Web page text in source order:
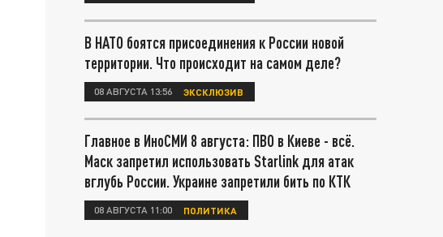
В НАТО боятся присоединения к России новой
территории. Что происходит на самом деле?
08 АВГУСТА 13:56 ЭКСКЛЮЗИВ
Главное в ИноСМИ 8 августа: ПВО в Киеве - всё.
Маск запретил использовать Starlink для атак
вглубь России. Украине запретили бить по КТК
08 АВГУСТА 11:00 ПОЛИТИКА